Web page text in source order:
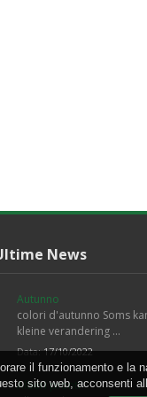
News
Autunno
colori d'autunno Soms
kleine verandering …
Data:17/10/2022
Alberi pronti
il funzionamento e
sito web, acconsenti